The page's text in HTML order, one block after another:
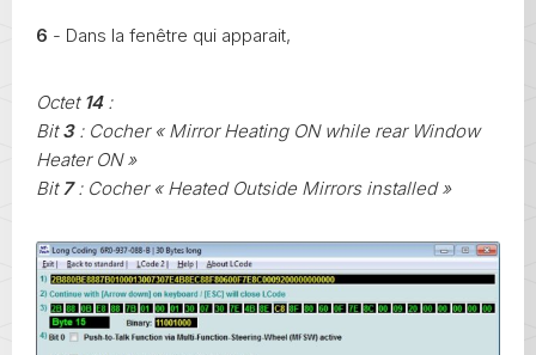
6 - Dans la fenêtre qui apparait,
Octet 14 :
Bit3: Cocher « Mirror Heating ON while rear Window
Heater ON »
Bit 7: Cocher « Heated Outside Mirrors installed »